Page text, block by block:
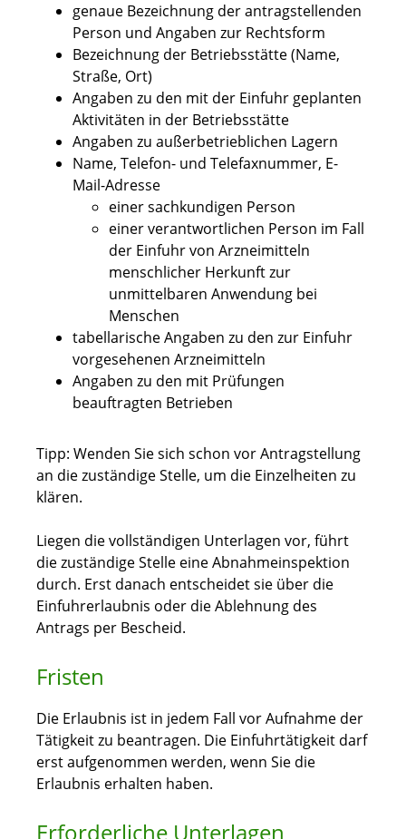
genaue Bezeichnung der antragstellenden
Person und Angaben zur Rechtsform
Bezeichnung der Betriebsstätte (Name,
Straße, Ort)
Angaben zu den mit der Einfuhr geplanten
Aktivitäten in der Betriebsstätte
Angaben zu außerbetrieblichen Lagern
Name, Telefon- und Telefaxnummer, E-
Mail-Adresse
einer sachkundigen Person
einer verantwortlichen Person im Fall
der Einfuhr von Arzneimitteln
menschlicher Herkunft zur
unmittelbaren Anwendung bei
Menschen
tabellarische Angaben zu den zur Einfuhr
vorgesehenen Arzneimitteln
Angaben zu den mit Prüfungen
beauftragten Betrieben
Tipp: Wenden Sie sich schon vor Antragstellung
an die zuständige Stelle, um die Einzelheiten zu
klären.
Liegen die vollständigen Unterlagen vor, führt
die zuständige Stelle eine Abnahmeinspektion
durch. Erst danach entscheidet sie über die
Einfuhrerlaubnis oder die Ablehnung des
Antrags per Bescheid.
Fristen
Die Erlaubnis ist in jedem Fall vor Aufnahme der
Tätigkeit zu beantragen. Die Einfuhrtätigkeit darf
erst aufgenommen werden, wenn Sie die
Erlaubnis erhalten haben.
Erforderliche Unterlagen